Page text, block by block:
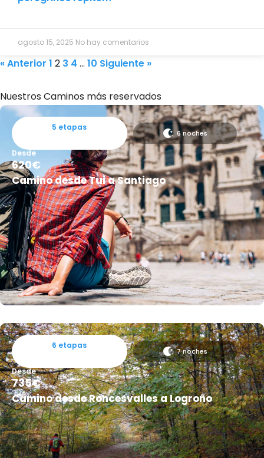
agosto 15, 2025 No hay comentarios
« Anterior 1 2 3 4 … 10 Siguiente »
Nuestros Caminos más reservados
5 etapas
6 noches
Camino desde Tui a Santiago
Desde
620€
6 etapas
7 noches
Camino desde Roncesvalles a Logroño
Desde
735€